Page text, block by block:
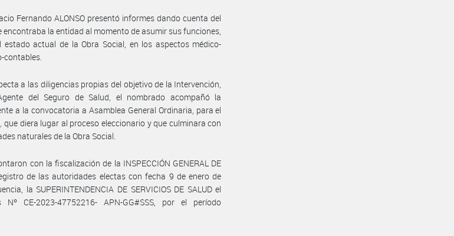
Fernando ALONSO presentó informes dando cuenta del
encontraba la entidad al momento de asumir sus funciones,
actual de la Obra Social, en los aspectos médico-
contables.
a las diligencias propias del objetivo de la Intervención,
del Seguro de Salud, el nombrado acompañó la
a la convocatoria a Asamblea General Ordinaria, para el
que diera lugar al proceso eleccionario y que culminara con
naturales de la Obra Social.
con la fiscalización de la INSPECCIÓN GENERAL DE
de las autoridades electas con fecha 9 de enero de
la SUPERINTENDENCIA DE SERVICIOS DE SALUD el
CE-2023-47752216- APN-GG#SSS, por el período